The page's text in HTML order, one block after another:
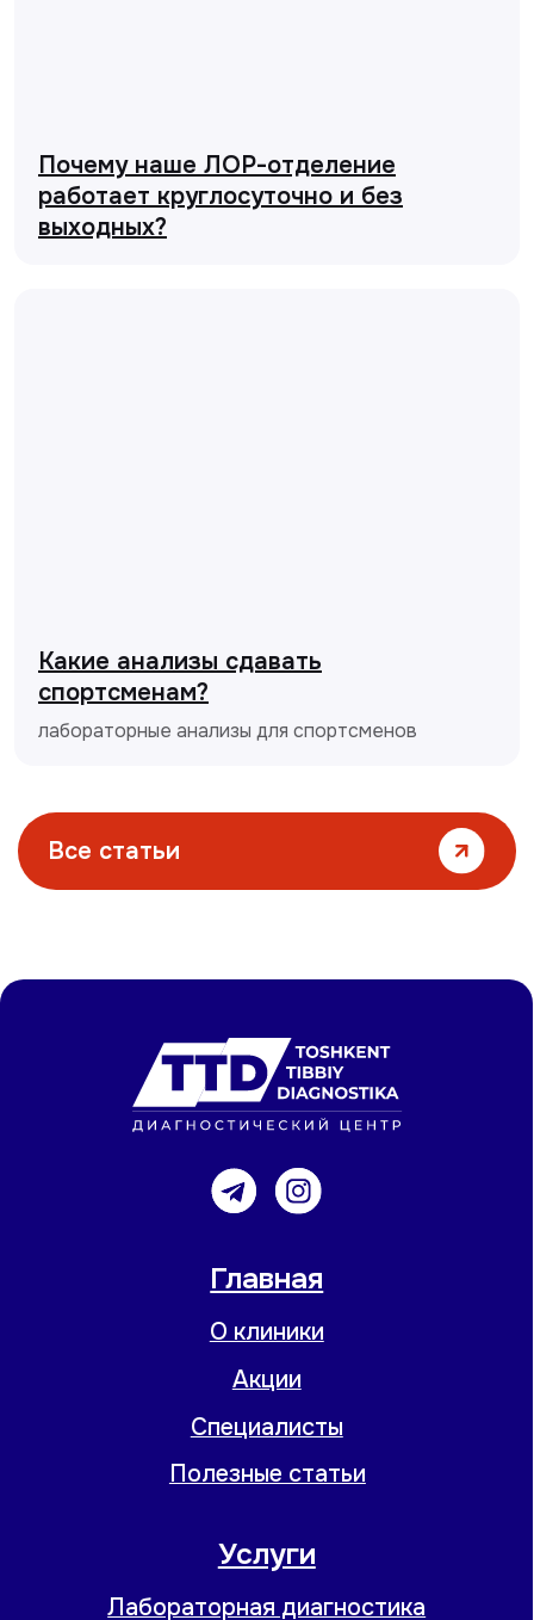
Почему наше ЛОР-отделение
работает круглосуточно и без
выходных?
Какие анализы сдавать
спортсменам?
лабораторные анализы для спортсменов